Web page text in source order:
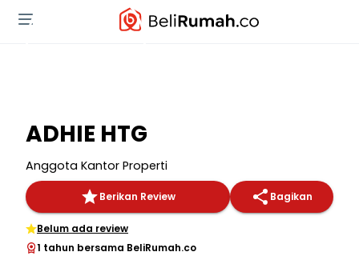
ADHIE HTG
Anggota Kantor Properti
Berikan Review Bagikan
Belum ada review
1 tahun bersama BeliRumah.co